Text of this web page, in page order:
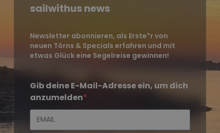
sailwithus news
Newsletter abonnieren, als Erste*r von
neuen Törns & Specials erfahren und mit
etwas Glück eine Segelreise gewinnen!
Gib deine E-Mail-Adresse ein, um dich
anzumelden